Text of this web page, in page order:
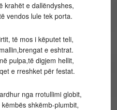
krahët e dallëndyshes,
vendos lule tek porta.
të mos i këputet teli,
e eshtrat.
pulpa,të digjem hellit,
e rreshket për festat.
nga rrotullimi globit,
shkëmb-plumbit,